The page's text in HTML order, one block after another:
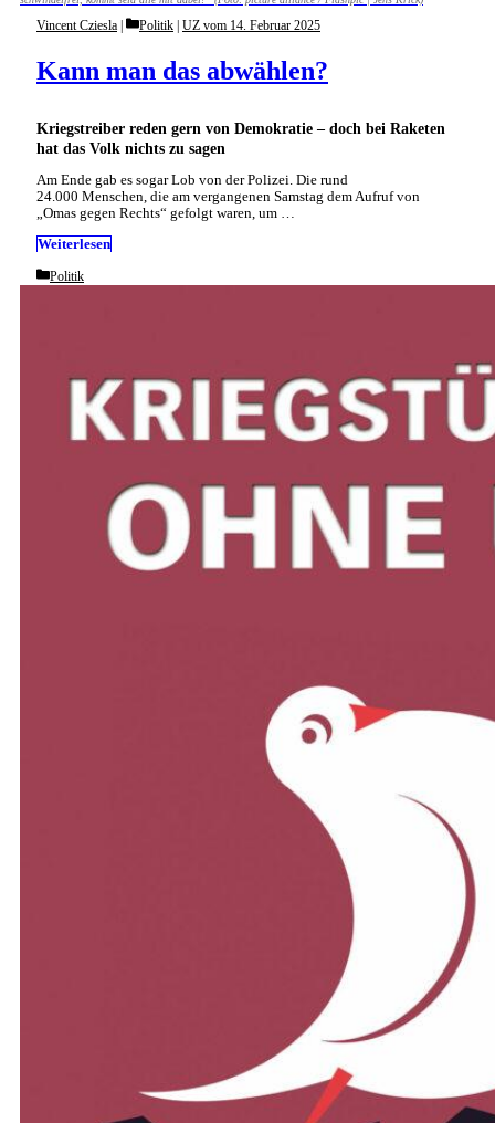
Kriegstreiber reden gern von Demokratie – doch bei Raketen
hat das Volk nichts zu sagen
Kann man das abwählen?
Vincent Cziesla Categories
Politik | UZ vom 14. Februar 2025
Am Ende gab es sogar Lob von der Polizei. Die rund
24.000 Menschen, die am vergangenen Samstag dem Aufruf von
„Omas gegen Rechts“ gefolgt waren, um …
Weiterlesen
Categories
Politik